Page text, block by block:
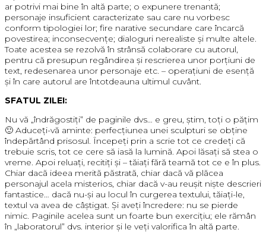
ar potrivi mai bine în altă parte; o expunere trenantă;
personaje insuficient caracterizate sau care nu vorbesc
conform tipologiei lor; fire narative secundare care încarcă
povestirea; inconsecvențe; dialoguri nerealiste și multe altele.
Toate acestea se rezolvă în strânsă colaborare cu autorul,
pentru că presupun regândirea și rescrierea unor porțiuni de
text, redesenarea unor personaje etc. – operațiuni de esență
și în care autorul are întotdeauna ultimul cuvânt.
SFATUL ZILEI:
Nu vă „îndrăgostiți” de paginile dvs… e greu, știm, toți o pățim
🙂 Aduceți-vă aminte: perfecțiunea unei sculpturi se obține
îndepărtând prisosul. Începeți prin a scrie tot ce credeți că
trebuie scris, tot ce cere să iasă la lumină. Apoi lăsați să stea o
vreme. Apoi reluați, recitiți și – tăiați fără teamă tot ce e în plus.
Chiar dacă ideea merită păstrată, chiar dacă vă plăcea
personajul acela misterios, chiar dacă v-au reușit niște descrieri
fantastice… dacă nu-și au locul în curgerea textului, tăiați-le,
textul va avea de câștigat. Și aveți încredere: nu se pierde
nimic. Paginile acelea sunt un foarte bun exercițiu; ele rămân
în „laboratorul” dvs. interior și le veți valorifica în altă parte.